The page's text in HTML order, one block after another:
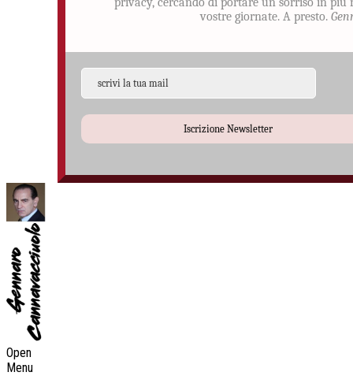
vostre giornate. A presto.
Iscrizione Newsletter
Open
Menu